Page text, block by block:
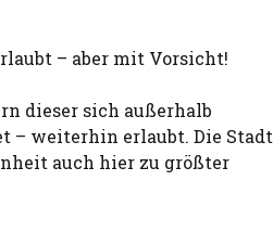
– aber mit Vorsicht!
dieser sich außerhalb
– weiterhin erlaubt. Die Stadt
auch hier zu größter